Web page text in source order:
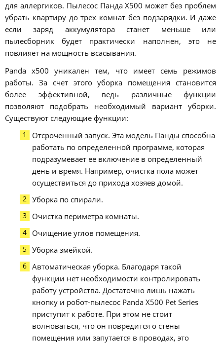
для аллергиков. Пылесос Панда X500 может без проблем
убрать квартиру до трех комнат без подзарядки. И даже
если заряд аккумулятора станет меньше или
пылесборник будет практически наполнен, это не
повлияет на мощность всасывания.
Panda х500 уникален тем, что имеет семь режимов
работы. За счет этого уборка помещения становится
более эффективной, ведь различные функции
позволяют подобрать необходимый вариант уборки.
Существуют следующие функции:
Отсроченный запуск. Эта модель Панды способна
работать по определенной программе, которая
подразумевает ее включение в определенный
день и время. Например, очистка пола может
осуществиться до прихода хозяев домой.
Уборка по спирали.
Очистка периметра комнаты.
Очищение углов помещения.
Уборка змейкой.
Автоматическая уборка. Благодаря такой
функции нет необходимости контролировать
работу устройства. Достаточно лишь нажать
кнопку и робот-пылесос Panda X500 Pet Series
приступит к работе. При этом не стоит
волноваться, что он повредится о стены
помещения или запутается в проводах, это